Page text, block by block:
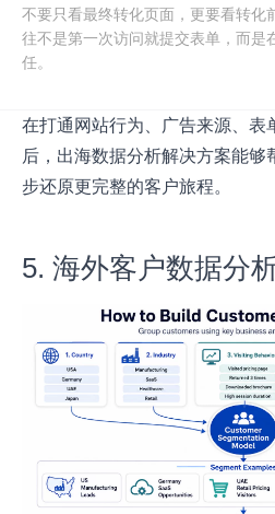
不要只看最终转化页面，更要看转化
往不是第一次访问就提交表单，而是
任。
在打通网站行为、广告来源、表
后，出海数据分析解决方案能够
步还原更完整的客户旅程。
5. 海外客户数据分